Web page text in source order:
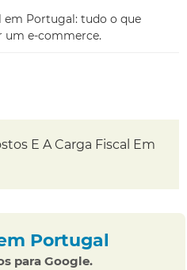
Portugal: tudo o que
um e-commerce.
E A Carga Fiscal Em
Portugal
para Google.